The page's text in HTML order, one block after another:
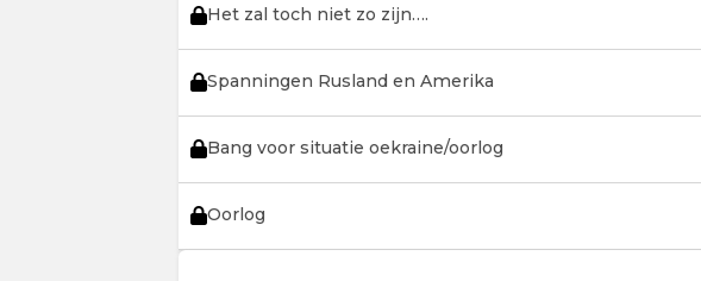
Het zal toch niet zo zijn….
Spanningen Rusland en Amerika
Bang voor situatie oekraine/oorlog
Oorlog